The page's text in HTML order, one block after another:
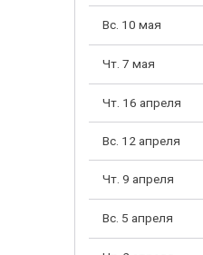
Вс. 10 мая
Чт. 7 мая
Чт. 16 апреля
Вс. 12 апреля
Чт. 9 апреля
Вс. 5 апреля